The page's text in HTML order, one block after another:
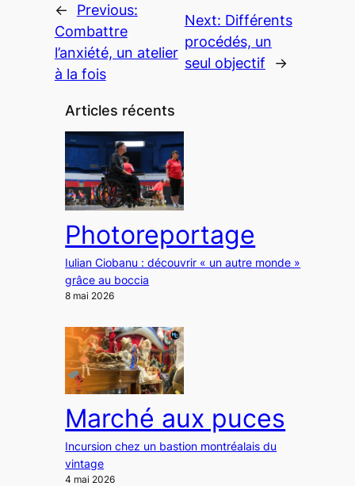
←
Previous:
Combattre
l’anxiété, un atelier
à la fois
Next: Différents
procédés, un
seul objectif
→
Articles récents
Photoreportage
Iulian Ciobanu : découvrir « un autre monde »
grâce au boccia
8 mai 2026
Marché aux puces
Incursion chez un bastion montréalais du
vintage
4 mai 2026